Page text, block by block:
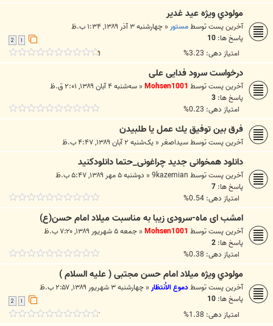
مولودي ويژه عيد غدير
آخرین پست توسطمستور« چهارشنبه ۳ آذر ۱۳۸۹, ۱:۳۴ ب.ظ
پاسخ ها: 10
امتیاز دهی: 3.23%
درخواست سرود فدایی علی
آخرین پست توسطMohsen1001
« سه‌شنبه ۴ آبان ۱۳۸۹, ۲:۰۱ ق.ظ
پاسخ ها: 3
امتیاز دهی: 0.23%
فرق بين توفيق يك عمل يا طلبيدن
آخرین پست توسطسيداصغر« یک‌شنبه ۲ آبان ۱۳۸۹, ۴:۴۷ ب.ظ
دانلود همخوانی جدید چراغونی_حتما دانلودکنید
آخرین پست توسط9kazemian
« دوشنبه ۵ مهر ۱۳۸۹, ۵:۴۷ ب.ظ
پاسخ ها: 7
امتیاز دهی: 0.54%
امشب ای ماه-سرودی زیبا به مناسبت میلاد امام حسن(ع)
آخرین پست توسطMohsen1001
« جمعه ۵ شهریور ۱۳۸۹, ۷:۲۰ ب.ظ
پاسخ ها: 2
امتیاز دهی: 0.38%
مولودي ويژه ميلاد امام حسن مجتبى ( عليه السلام )
آخرین پست توسطدموع الأنتظار« چهارشنبه ۳ شهریور ۱۳۸۹, ۲:۵۷ ب.ظ
پاسخ ها: 10
امتیاز دهی: 1.38%